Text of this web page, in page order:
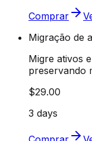
Comprar
Migração de
Migre ativos
preservando
$29.00
3 days